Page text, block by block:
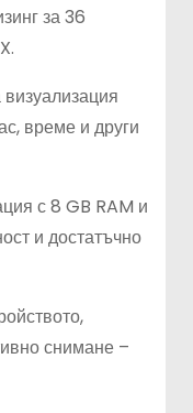
за 36
време и други
с 8 GB RAM и
и достатъчно
снимане –